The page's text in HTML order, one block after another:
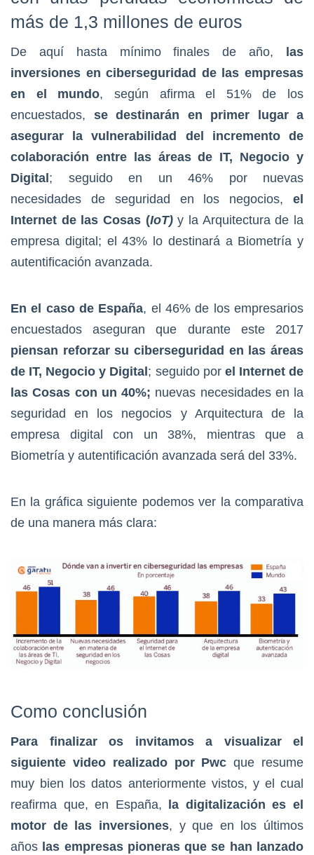
más de 1,3 millones de euros
De aquí hasta mínimo finales de año, las
inversiones en ciberseguridad de las empresas
en el mundo, según afirma el 51% de los
encuestados, se destinarán en primer lugar a
asegurar la vulnerabilidad del incremento de
colaboración entre las áreas de IT, Negocio y
Digital; seguido en un 46% por nuevas
necesidades de seguridad en los negocios, el
Internet de las Cosas (IoT)y la Arquitectura de la
empresa digital; el 43% lo destinará a Biometría y
autentificación avanzada.
En el caso de España, el 46% de los empresarios
encuestados aseguran que durante este 2017
piensan reforzar su ciberseguridad en las áreas
de IT, Negocio y Digital; seguido por el Internet de
las Cosas con un 40%; nuevas necesidades en la
seguridad en los negocios y Arquitectura de la
empresa digital con un 38%, mientras que a
Biometría y autentificación avanzada será del 33%.
En la gráfica siguiente podemos ver la comparativa
de una manera más clara:
Como conclusión
Para finalizar os invitamos a visualizar el
siguiente video realizado por Pwc que resume
muy bien los datos anteriormente vistos, y el cual
reafirma que, en España, la digitalización es el
motor de las inversiones, y que en los últimos
años las empresas pioneras que se han lanzado